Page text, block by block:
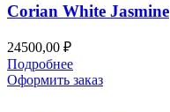
Corian White Jasmine
24500,00 ₽
Подробнее
Оформить заказ